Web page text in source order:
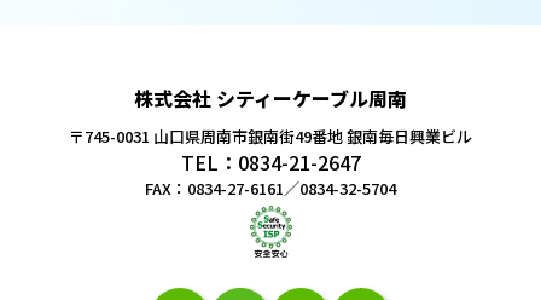
株式会社 シティーケーブル周南
〒745-0031 山口県周南市銀南街49番地銀南毎日興業ビル
TEL：0834-21-2647
FAX：0834-27-6161／0834-32-5704